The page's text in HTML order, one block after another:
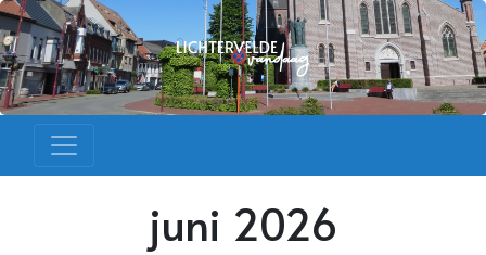
juni 2026